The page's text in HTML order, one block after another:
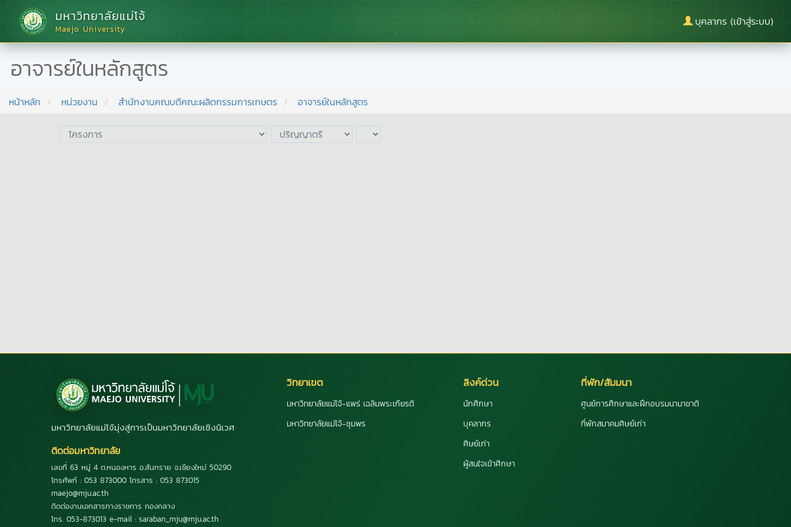
มหาวิทยาลัยแม่โจ้
Maejo University
บุคลากร (เข้าสู่ระบบ)
อาจารย์ในหลักสูตร
หน้าหลัก หน่วยงาน สำนักงานคณบดีคณะผลิตกรรมการเกษตร อาจารย์ในหลักสูตร
มหาวิทยาลัยแม่โจ้มุ่งสู่การเป็นมหาวิทยาลัยเชิงนิเวศ
ติดต่อมหาวิทยาลัย
เลขที่ 63 หมู่ 4 ต.หนองหาร อ.สันทราย จ.เชียงใหม่ 50290
โทรศัพท์ : 053 873000 โทรสาร : 053 873015
maejo@mju.ac.th
ติดต่องานเอกสารทางราชการ กองกลาง
โทร. 053-873013 e-mail : saraban_mju@mju.ac.th
วิทยาเขต
มหาวิทยาลัยแม่โจ้-แพร่ เฉลิมพระเกียรติ
มหาวิทยาลัยแม่โจ้-ชุมพร
ลิงค์ด่วน
นักศึกษา
บุคลากร
ศิษย์เก่า
ผู้สนใจเข้าศึกษา
ที่พัก/สัมมนา
ศูนย์การศึกษาและฝึกอบรมนานาชาติ
ที่พักสมาคมศิษย์เก่า